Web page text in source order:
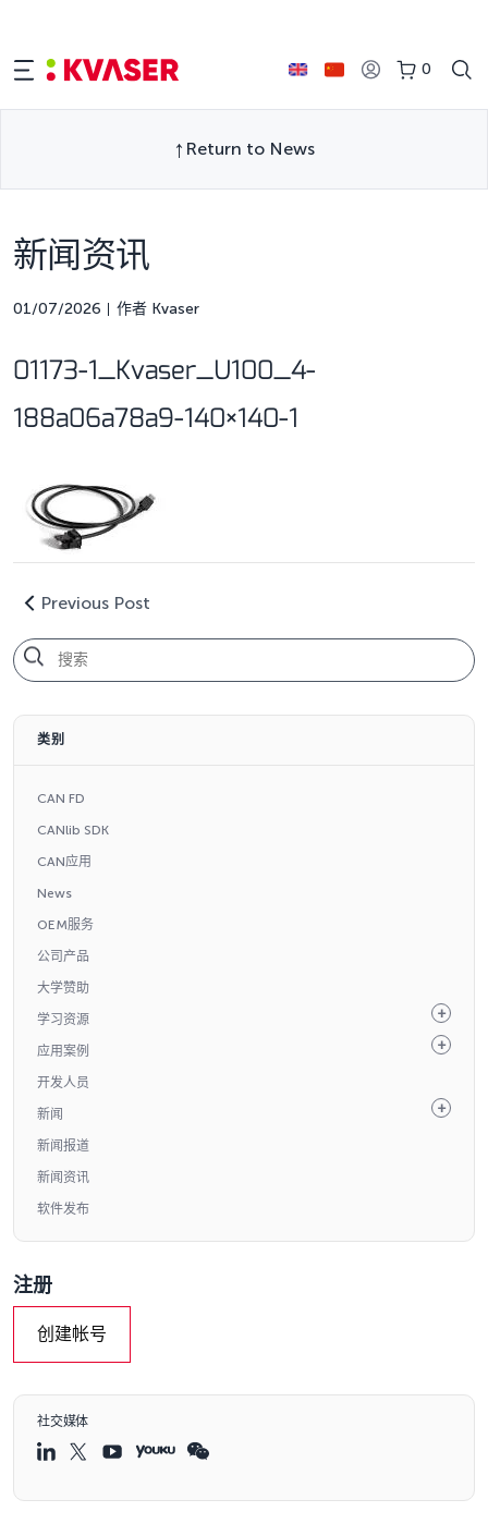
0
Return to News
新闻资讯
01/07/2026 作者 Kvaser
01173-1_Kvaser_U100_4-
188a06a78a9-140×140-1
Previous Post
类别
CAN FD
CANlib SDK
CAN应用
News
OEM服务
公司产品
大学赞助
学习资源
应用案例
开发人员
新闻
新闻报道
新闻资讯
软件发布
注册
创建帐号
社交媒体